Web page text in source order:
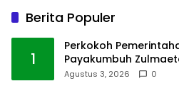
Berita Populer
1
Perkokoh
Payakumbuh
Agustus 3, 2026 0